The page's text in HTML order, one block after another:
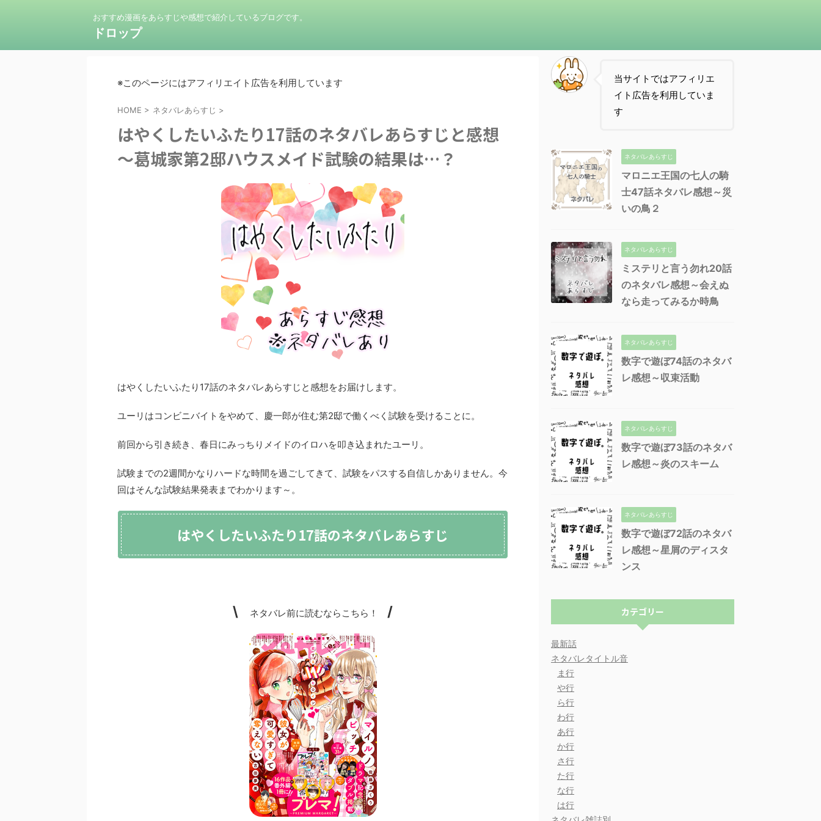
おすすめ漫画をあらすじや感想で紹介しているブログです。
ドロップ
※このページにはアフィリエイト広告を利用しています
HOME > ネタバレあらすじ >
はやくしたいふたり17話のネタバレあらすじと感想
～葛城家第2邸ハウスメイド試験の結果は…？
はやくしたいふたり17話のネタバレあらすじと感想をお届けします。
ユーリはコンビニバイトをやめて、慶一郎が住む第2邸で働くべく試験を受けることに。
前回から引き続き、春日にみっちりメイドのイロハを叩き込まれたユーリ。
試験までの2週間かなりハードな時間を過ごしてきて、試験をパスする自信しかありません。今
回はそんな試験結果発表までわかります～。
はやくしたいふたり17話のネタバレあらすじ
\ ネタバレ前に読むならこちら！ /
当サイトではアフィリエ
イト広告を利用していま
す
ネタバレあらすじ
マロニエ王国の七人の騎
士47話ネタバレ感想～災
いの鳥２
ネタバレあらすじ
ミステリと言う勿れ20話
のネタバレ感想～会えぬ
なら走ってみるか時鳥
ネタバレあらすじ
数字で遊ぼ74話のネタバ
レ感想～収束活動
ネタバレあらすじ
数字で遊ぼ73話のネタバ
レ感想～炎のスキーム
ネタバレあらすじ
数字で遊ぼ72話のネタバ
レ感想～星屑のディスタ
ンス
カテゴリー
最新話
ネタバレタイトル音
ま行
や行
ら行
わ行
あ行
か行
さ行
た行
な行
は行